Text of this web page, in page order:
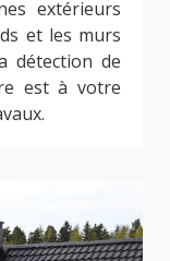
extérieurs
et les murs
détection de
est à votre